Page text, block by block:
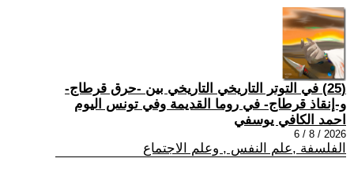
(25) في التوتر التاريخي التاريخي بين -حرق قرطاج-
و-إنقاذ قرطاج- في روما القديمة وفي تونس اليوم
احمد الكافي يوسفي
2026 / 8 / 6
الفلسفة ,علم النفس , وعلم الاجتماع